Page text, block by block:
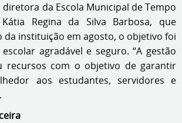
da Escola Municipal de Tempo
Regina da Silva Barbosa, que
da instituição em agosto, o objetivo foi
agradável e seguro. “A gestão
recursos com o objetivo de garantir
aos estudantes, servidores e